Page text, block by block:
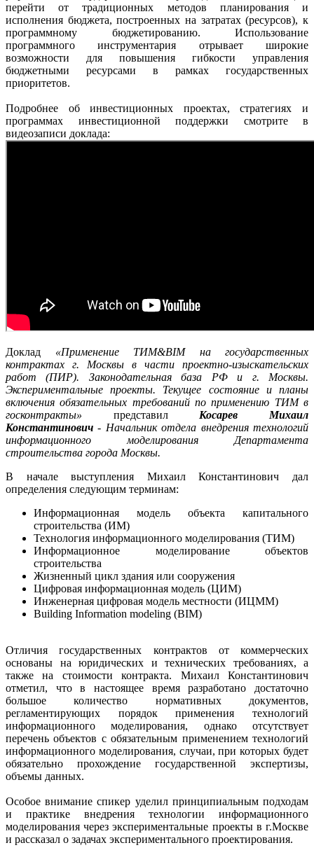
перейти от традиционных методов планирования и
исполнения бюджета, построенных на затратах (ресурсов), к
программному бюджетированию. Использование
программного инструментария отрывает широкие
возможности для повышения гибкости управления
бюджетными ресурсами в рамках государственных
приоритетов.
Подробнее об инвестиционных проектах, стратегиях и
программах инвестиционной поддержки смотрите в
видеозаписи доклада:
Доклад «Применение ТИМ&BIM на государственных
контрактах г. Москвы в части проектно-изыскательских
работ (ПИР). Законодательная база РФ и г. Москвы.
Экспериментальные проекты. Текущее состояние и планы
включения обязательных требований по применению ТИМ в
госконтракты» представил Косарев Михаил
Константинович - Начальник отдела внедрения технологий
информационного моделирования Департамента
строительства города Москвы.
В начале выступления Михаил Константинович дал
определения следующим терминам:
Информационная модель объекта капитального
строительства (ИМ)
Технология информационного моделирования (ТИМ)
Информационное моделирование объектов
строительства
Жизненный цикл здания или сооружения
Цифровая информационная модель (ЦИМ)
Инженерная цифровая модель местности (ИЦММ)
Building Information modeling (BIM)
Отличия государственных контрактов от коммерческих
основаны на юридических и технических требованиях, а
также на стоимости контракта. Михаил Константинович
отметил, что в настоящее время разработано достаточно
большое количество нормативных документов,
регламентирующих порядок применения технологий
информационного моделирования, однако отсутствует
перечень объектов с обязательным применением технологий
информационного моделирования, случаи, при которых будет
обязательно прохождение государственной экспертизы,
объемы данных.
Особое внимание спикер уделил принципиальным подходам
и практике внедрения технологии информационного
моделирования через экспериментальные проекты в г.Москве
и рассказал о задачах экспериментального проектирования.